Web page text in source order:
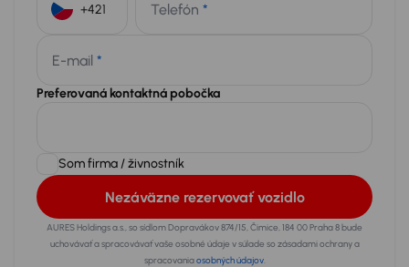
Telefón *
E-mail *
Preferovaná kontaktná pobočka
Som firma / živnostník
Nezáväzne rezervovať vozidlo
AURES Holdings a.s., so sídlom Dopravákov 874/15, Čimice, 184 00 Praha 8 bude
uchovávať a spracovávať vaše osobné údaje v súlade so zásadami ochrany a
spracovaniaosobných údajov.